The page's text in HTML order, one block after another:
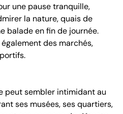
une pause tranquille,
la nature, quais de
balade en fin de journée.
des marchés,
peut sembler intimidant au
ses musées, ses quartiers,